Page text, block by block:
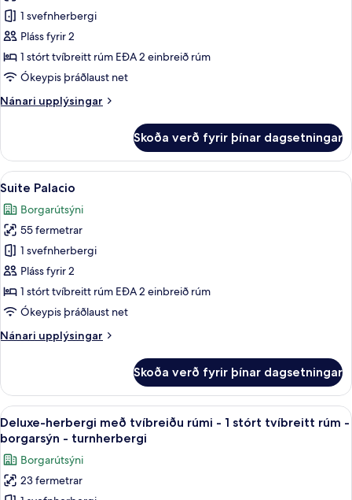
Junior-
svíta
1 svefnherbergi
Pláss fyrir 2
1 stórt tvíbreitt rúm EÐA 2 einbreið rúm
Ókeypis þráðlaust net
Nánari upplýsingar
Nánari
svíta
Skoða verð fyrir þínar dagsetningar
Skoða
allar
myndir
fyrir
Suite
Palacio
Suite Palacio | Rúmföt úr egypskri
6
Suite Palacio
Borgarútsýni
55 fermetrar
1 svefnherbergi
Pláss fyrir 2
1 stórt tvíbreitt rúm EÐA 2 einbreið rúm
Ókeypis þráðlaust net
Nánari upplýsingar
Nánari
Palacio
Skoða verð fyrir þínar dagsetningar
Skoða
allar
myndir
fyrir
Deluxe-
Deluxe-herbergi með tvíbreiðu
10
Deluxe-herbergi með tvíbreiðu rúmi - 1 stórt tvíbreitt rúm -
borgarsýn - turnherbergi
Borgarútsýni
23 fermetrar